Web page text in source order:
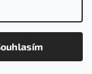
a přejeme
. Všechna práva